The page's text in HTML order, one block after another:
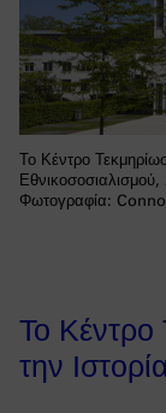
Το Κέντρο
Φωτογραφία:
Το Κέντρο
την